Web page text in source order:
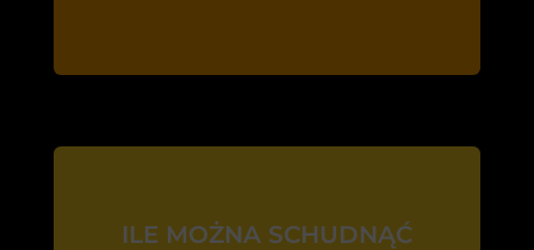
ILE MOŻNA SCHUDNĄĆ